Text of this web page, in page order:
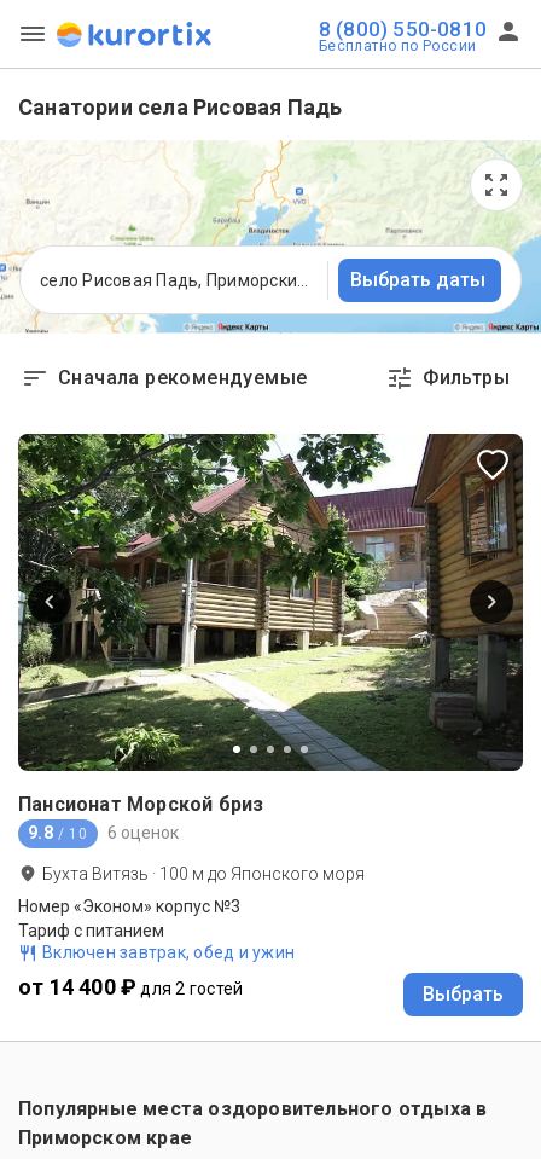
8 (800) 550-0810
Бесплатно по России
Санатории села Рисовая Падь
Выбрать даты
Сначала рекомендуемые Фильтры
Пансионат Морской бриз
9.8 / 10 6 оценок
Бухта Витязь · 100 м до Японского моря
Номер «Эконом» корпус №3
Тариф с питанием
Включен завтрак, обед и ужин
от 14 400 ₽ для 2 гостей Выбрать
Популярные места оздоровительного отдыха в
Приморском крае